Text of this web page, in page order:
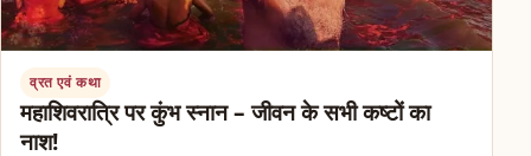
व्रत एवं कथा
महाशिवरात्रि पर कुंभ स्नान – जीवन के सभी कष्टों का
नाश!